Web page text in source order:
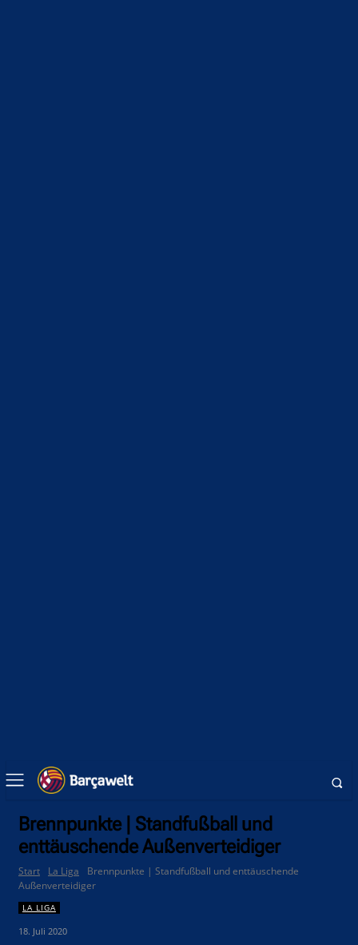
Brennpunkte | Standfußball und
enttäuschende Außenverteidiger
Start La Liga
Brennpunkte | Standfußball und enttäuschende
Außenverteidiger
LA LIGA
18. Juli 2020